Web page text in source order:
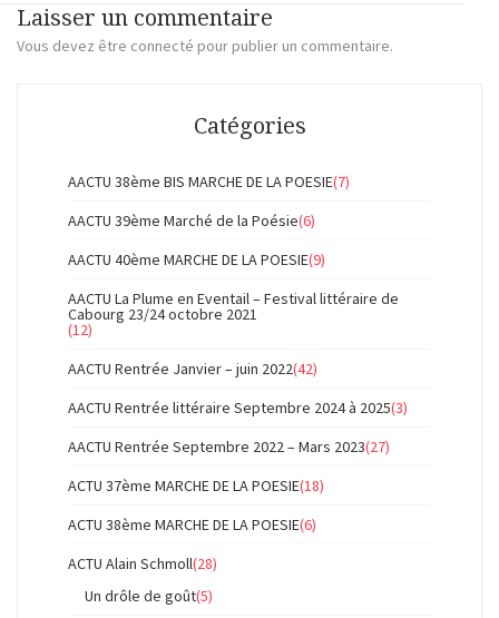
Laisser un commentaire
Vous devez être connecté pour publier un commentaire.
Catégories
AACTU 38ème BIS MARCHE DE LA POESIE(7)
AACTU 39ème Marché de la Poésie(6)
AACTU 40ème MARCHE DE LA POESIE(9)
AACTU La Plume en Eventail – Festival littéraire de
Cabourg 23/24 octobre 2021
(12)
AACTU Rentrée Janvier – juin 2022(42)
AACTU Rentrée littéraire Septembre 2024 à 2025(3)
AACTU Rentrée Septembre 2022 – Mars 2023(27)
ACTU 37ème MARCHE DE LA POESIE(18)
ACTU 38ème MARCHE DE LA POESIE(6)
ACTU Alain Schmoll(28)
Un drôle de goût(5)